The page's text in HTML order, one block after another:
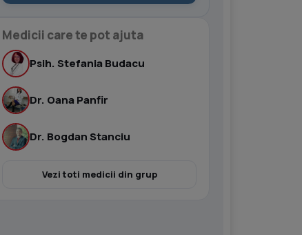
Medicii care te pot ajuta
Psih. Stefania Budacu
Dr. Oana Panfir
Dr. Bogdan Stanciu
Vezi toti medicii din grup